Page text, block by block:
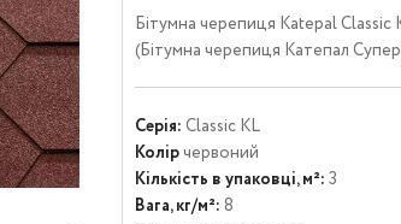
Бітумна черепиця Katepal Classic
(Бітумна черепиця Катепал
Серія: Classic KL
Колірчервоний
Кількість в упаковці, м²: 3
Вага, кг/м²: 8